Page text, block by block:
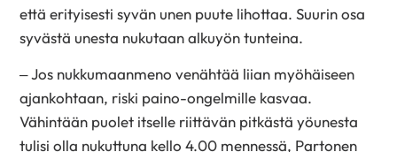
että erityisesti syvän unen puute lihottaa. Suurin osa
syvästä unesta nukutaan alkuyön tunteina.
– Jos nukkumaanmeno venähtää liian myöhäiseen
ajankohtaan, riski paino-ongelmille kasvaa.
Vähintään puolet itselle riittävän pitkästä yöunesta
tulisi olla nukuttuna kello 4.00 mennessä, Partonen